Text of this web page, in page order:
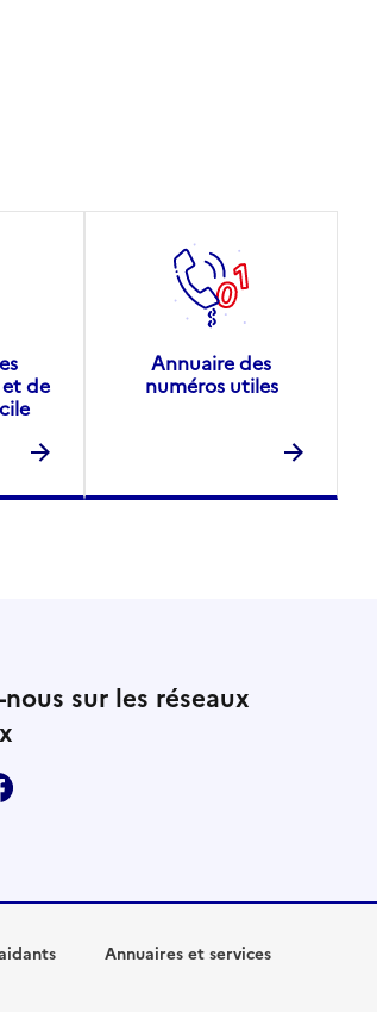
et de
Annuaire des
numéros utiles
nous sur les réseaux
Annuaires et services